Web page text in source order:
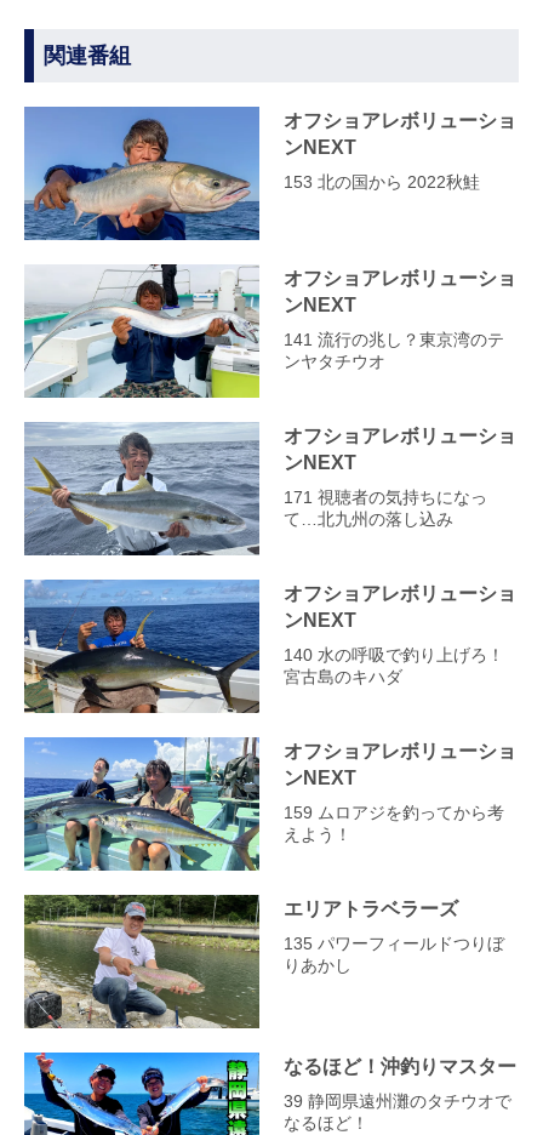
関連番組
オフショアレボリューショ
ンNEXT
153 北の国から 2022秋鮭
オフショアレボリューショ
ンNEXT
141 流行の兆し？東京湾のテ
ンヤタチウオ
オフショアレボリューショ
ンNEXT
171 視聴者の気持ちになっ
て…北九州の落し込み
オフショアレボリューショ
ンNEXT
140 水の呼吸で釣り上げろ！
宮古島のキハダ
オフショアレボリューショ
ンNEXT
159 ムロアジを釣ってから考
えよう！
エリアトラベラーズ
135 パワーフィールドつりぼ
りあかし
なるほど！沖釣りマスター
39 静岡県遠州灘のタチウオで
なるほど！